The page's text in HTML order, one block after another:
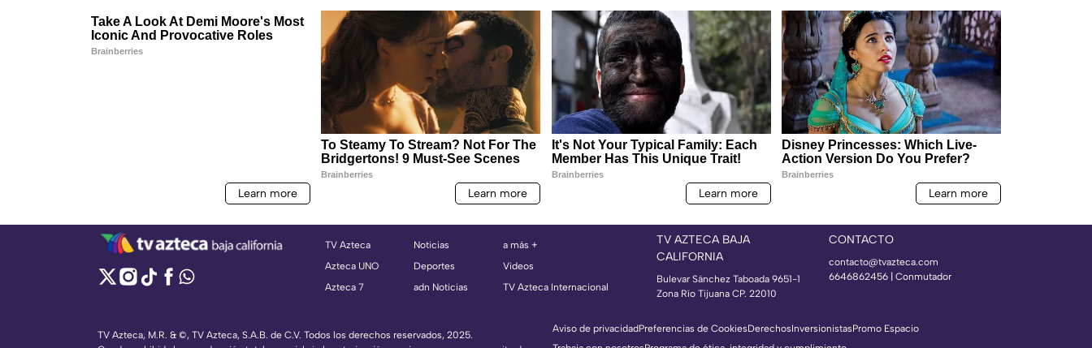
TV Azteca
Azteca UNO
Azteca 7
Noticias
Deportes
adn Noticias
a más +
Videos
TV Azteca Internacional
TV AZTECA BAJA
CALIFORNIA
Bulevar Sánchez Taboada 9651-1
Zona Río Tijuana CP. 22010
CONTACTO
contacto@tvazteca.com
6646862456 | Conmutador
TV Azteca, M.R. & ©, TV Azteca, S.A.B. de C.V. Todos los derechos reservados, 2025.
Aviso de privacidadPreferencias de CookiesDerechosInversionistasPromo Espacio